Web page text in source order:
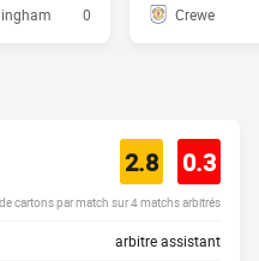
0
Crewe
2.8 0.3
cartons par match sur 4 matchs arbitrés
arbitre assistant